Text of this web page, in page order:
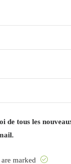
de tous les
marked